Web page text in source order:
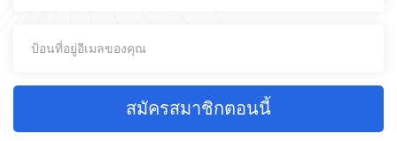
สมัครสมาชิกตอนนี้